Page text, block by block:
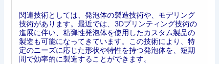
関連技術としては、発泡体の製造技術や、モデリング
技術があります。最近では、3Dプリンティング技術の
進展に伴い、粘弾性発泡体を使用したカスタム製品の
製造も可能になってきています。この技術により、特
定のニーズに応じた形状や特性を持つ発泡体を、短期
間で効率的に製造することができます。